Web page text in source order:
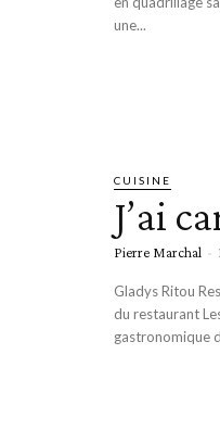
une...
CUISINE
J’ai
Pierre Marchal -
Gladys Ritou Restaurant Les
du restaurant
gastronomique